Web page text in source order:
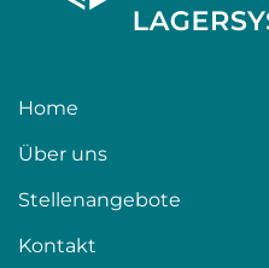
Home
Über uns
Stellenangebote
Kontakt